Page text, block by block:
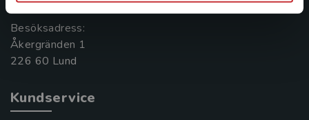
Besöksadress:
Åkergränden 1
Kundservice